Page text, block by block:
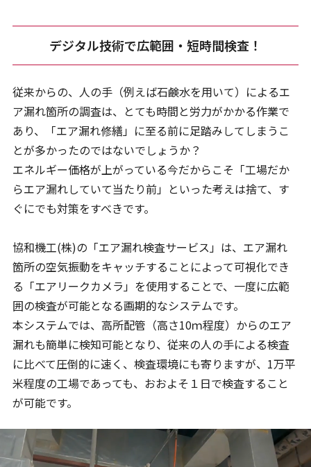
デジタル技術で広範囲・短時間検査！
従来からの、人の手（例えば石鹸水を用いて）によるエ
ア漏れ箇所の調査は、とても時間と労力がかかる作業で
あり、「エア漏れ修繕」に至る前に足踏みしてしまうこ
とが多かったのではないでしょうか？
エネルギー価格が上がっている今だからこそ「工場だか
らエア漏れしていて当たり前」といった考えは捨て、す
ぐにでも対策をすべきです。
協和機工(株)の「エア漏れ検査サービス」は、エア漏れ
箇所の空気振動をキャッチすることによって可視化でき
る「エアリークカメラ」を使用することで、一度に広範
囲の検査が可能となる画期的なシステムです。
本システムでは、高所配管（高さ10ｍ程度）からのエア
漏れも簡単に検知可能となり、従来の人の手による検査
に比べて圧倒的に速く、検査環境にも寄りますが、1万平
米程度の工場であっても、おおよそ１日で検査すること
が可能です。